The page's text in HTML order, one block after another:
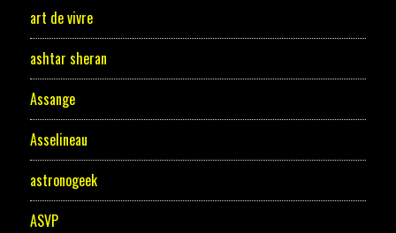
art de vivre
ashtar sheran
Assange
Asselineau
astronogeek
ASVP